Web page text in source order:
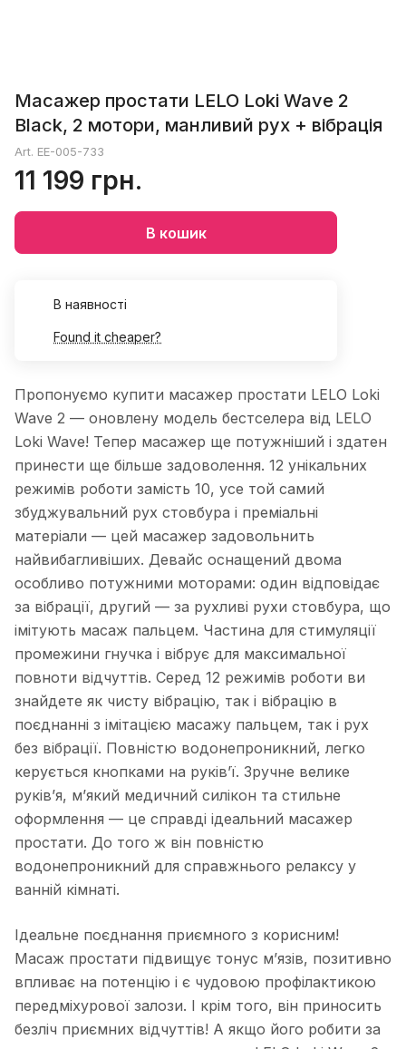
Масажер простати LELO Loki Wave 2
Black, 2 мотори, манливий рух + вібрація
Art. EE-005-733
11 199 грн.
В кошик
В наявності
Found it cheaper?
Пропонуємо купити масажер простати LELO Loki
Wave 2 — оновлену модель бестселера від LELO
Loki Wave! Тепер масажер ще потужніший і здатен
принести ще більше задоволення. 12 унікальних
режимів роботи замість 10, усе той самий
збуджувальний рух стовбура і преміальні
матеріали — цей масажер задовольнить
найвибагливіших. Девайс оснащений двома
особливо потужними моторами: один відповідає
за вібрації, другий — за рухливі рухи стовбура, що
імітують масаж пальцем. Частина для стимуляції
промежини гнучка і вібрує для максимальної
повноти відчуттів. Серед 12 режимів роботи ви
знайдете як чисту вібрацію, так і вібрацію в
поєднанні з імітацією масажу пальцем, так і рух
без вібрації. Повністю водонепроникний, легко
керується кнопками на руків’ї. Зручне велике
руків’я, м’який медичний силікон та стильне
оформлення — це справді ідеальний масажер
простати. До того ж він повністю
водонепроникний для справжнього релаксу у
ванній кімнаті.
Ідеальне поєднання приємного з корисним!
Масаж простати підвищує тонус м’язів, позитивно
впливає на потенцію і є чудовою профілактикою
передміхурової залози. І крім того, він приносить
безліч приємних відчуттів! А якщо його робити за